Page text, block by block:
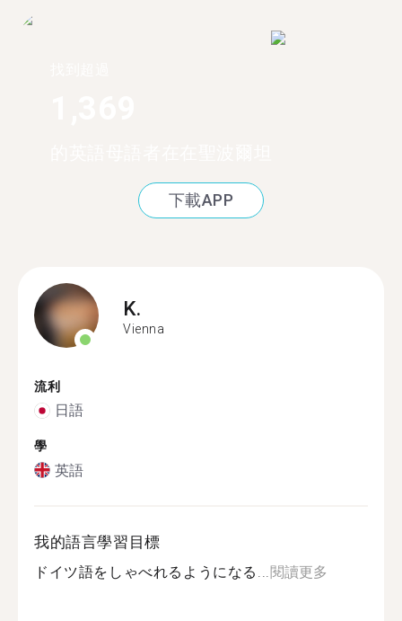
下載APP
K.
Vienna
流利
日語
學
英語
我的語言學習目標
ドイツ語をしゃべれるようになる... 閱讀更多